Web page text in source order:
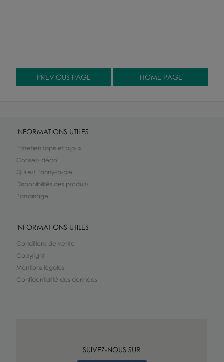
INFORMATIONS UTILES
Entretien tapis et bijoux
Conseils déco
Qui est Fanny-la-pie
Disponibilités des produits
Parrainage
INFORMATIONS UTILES
Conditions de vente
Copyright
Mentions légales
Confidentialité des données
SUIVEZ-NOUS SUR